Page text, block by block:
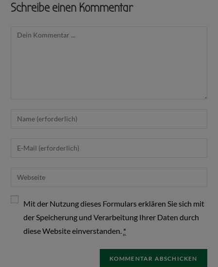
Schreibe einen Kommentar
Mit der Nutzung dieses Formulars erklären Sie sich mit
der Speicherung und Verarbeitung Ihrer Daten durch
diese Website einverstanden. *